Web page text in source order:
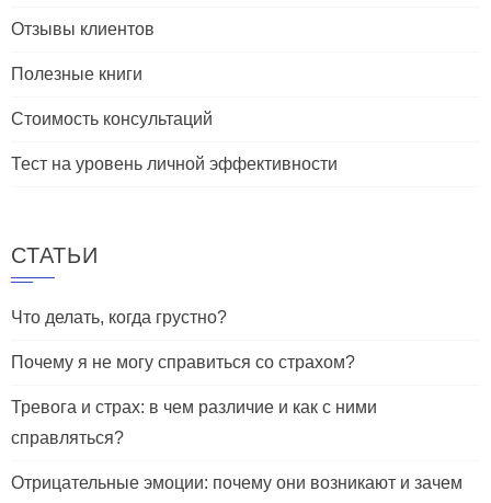
Отзывы клиентов
Полезные книги
Стоимость консультаций
Тест на уровень личной эффективности
СТАТЬИ
Что делать, когда грустно?
Почему я не могу справиться со страхом?
Тревога и страх: в чем различие и как с ними
справляться?
Отрицательные эмоции: почему они возникают и зачем